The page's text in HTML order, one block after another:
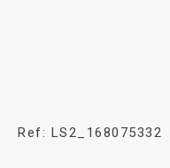
Ref: LS2_168075332